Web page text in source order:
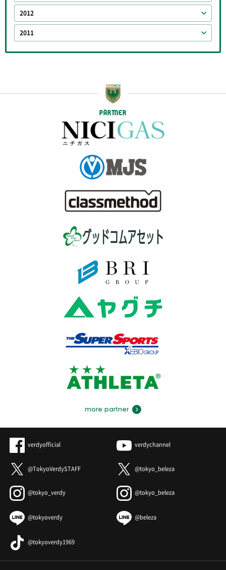
2012
2011
PARTNER
more partner
verdyofficial verdychannel
@TokyoVerdySTAFF @tokyo_beleza
@tokyo_verdy @tokyo_beleza
@tokyoverdy @beleza
@tokyoverdy1969